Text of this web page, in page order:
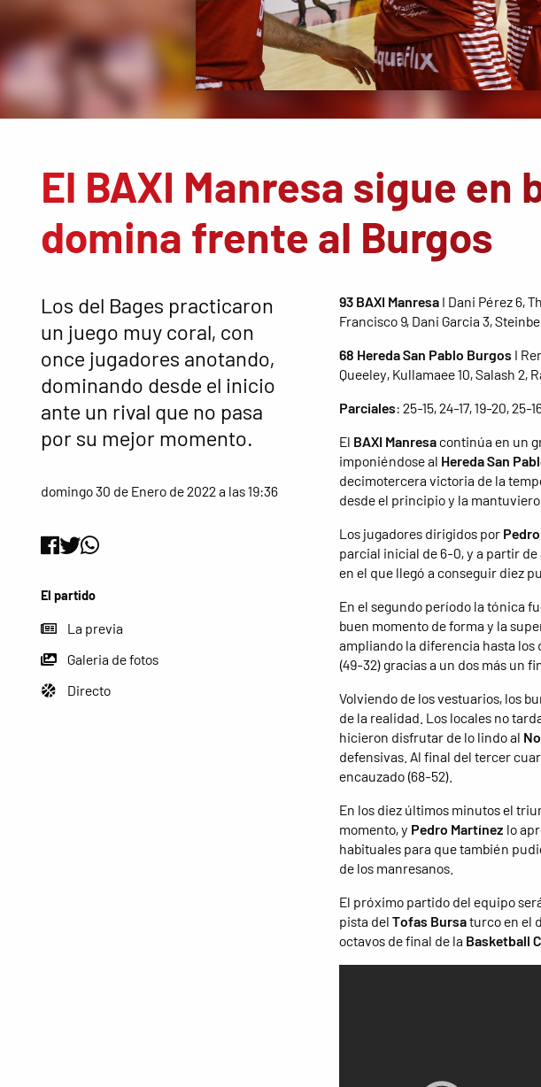
El BAXI Manresa sigue en
domina frente al Burgos
Los del Bages practicaron
un juego muy coral, con
once jugadores anotando,
dominando desde el inicio
ante un rival que no pasa
por su mejor momento.
domingo 30 de Enero de 2022 a las 19:36
El partido
La previa
Galeria de fotos
Directo
93 BAXI ManresaI Dani Pérez 6,
Francisco 9, Dani Garcia 3,
68 Hereda San Pablo Burgos I
Queeley, Kullamaee 10, Salash 2,
Parciales: 25-15, 24-17, 19-20, 25-
El BAXI Manresacontinúa en un
imponiéndose al Hereda San
decimotercera victoria de la
desde el principio y la
Los jugadores dirigidos por
parcial inicial de 6-0, y a partir
en el que llegó a conseguir diez
En el segundo período la tónica
buen momento de forma y la
ampliando la diferencia hasta los
(49-32) gracias a un dos más un
Volviendo de los vestuarios, los
de la realidad. Los locales no
hicieron disfrutar de lo lindo al
defensivas. Al final del tercer
encauzado (68-52).
En los diez últimos minutos el
momento, y Pedro Martínez lo
habituales para que también
de los manresanos.
El próximo partido del equipo
pista del Tofas Bursaturco en el
octavos de final de la Basketball